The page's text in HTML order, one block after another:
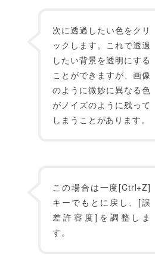
次に透過したい色をクリ
ックします。これで透過
したい背景を透明にする
ことができますが、画像
のように微妙に異なる色
がノイズのように残って
しまうことがあります。
この場合は一度[Ctrl+Z]
キーでもとに戻し、[誤
差許容度]を調整しま
す。